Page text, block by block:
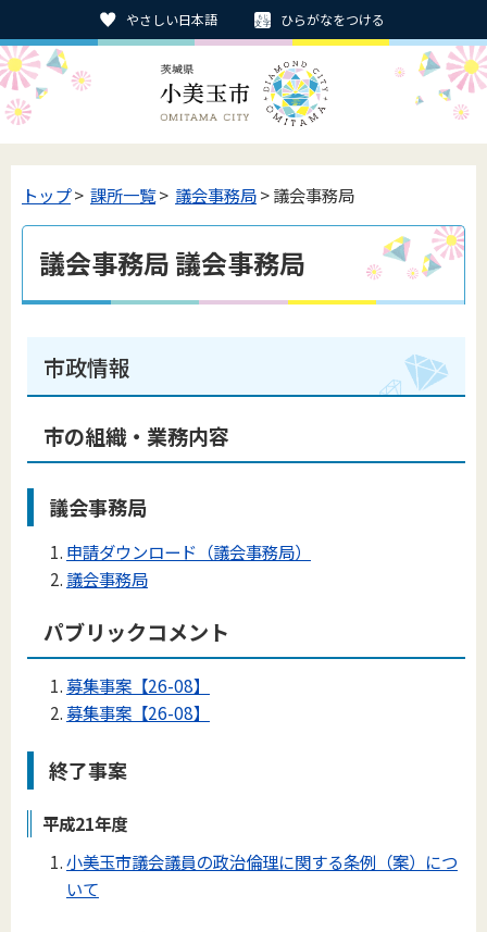
やさしい日本語 ひらがなをつける
トップ> 課所一覧> 議会事務局> 議会事務局
議会事務局 議会事務局
市政情報
市の組織・業務内容
議会事務局
申請ダウンロード（議会事務局）
議会事務局
パブリックコメント
募集事案【26-08】
募集事案【26-08】
終了事案
平成21年度
小美玉市議会議員の政治倫理に関する条例（案）につ
いて